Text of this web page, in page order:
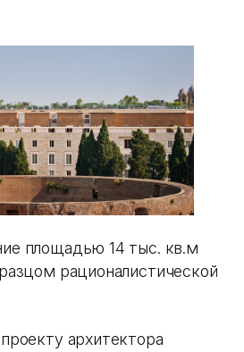
площадью 14 тыс. кв.м
рационалистической
архитектора